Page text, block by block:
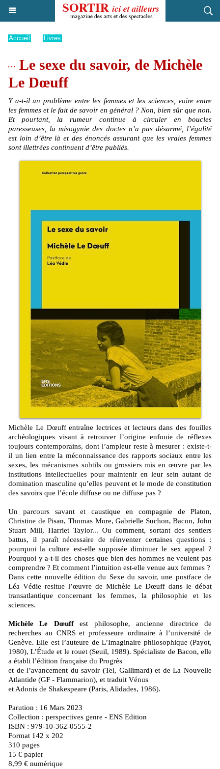
Accueil Livres
Le sexe du savoir, de Michèle
Le Dœuff
Y a-t-il un problème entre les femmes et les sciences, voire entre
les femmes et le fait de savoir en général ? Non, bien sûr que non.
Et pourtant, la rumeur continue à circuler en boucles
paresseuses, la misogynie des doctes n’a pas désarmé, l’égalité
est loin d’être là et des énoncés assurant que les vraies femmes
sont illettrées continuent d’être publiés.
Michèle Le Dœuff entraîne lectrices et lecteurs dans des fouilles
archéologiques visant à retrouver l’origine enfouie de réflexes
toujours contemporains, dont l’ampleur reste à mesurer : existe-t-
il un lien entre la méconnaissance des rapports sociaux entre les
sexes, les mécanismes subtils ou grossiers mis en œuvre par les
institutions intellectuelles pour maintenir en leur sein autant de
domination masculine qu’elles peuvent et le mode de constitution
des savoirs que l’école diffuse ou ne diffuse pas ?
Un parcours savant et caustique en compagnie de Platon,
Christine de Pisan, Thomas More, Gabrielle Suchon, Bacon, John
Stuart Mill, Harriet Taylor... Ou comment, sortant des sentiers
battus, il paraît nécessaire de réinventer certaines questions :
pourquoi la culture est-elle supposée diminuer le sex appeal ?
Pourquoi y a-t-il des choses que bien des hommes ne veulent pas
comprendre ? Et comment l’intuition est-elle venue aux femmes ?
Dans cette nouvelle édition du Sexe du savoir, une postface de
Léa Védie resitue l’œuvre de Michèle Le Dœuff dans le débat
transatlantique concernant les femmes, la philosophie et les
sciences.
Michèle Le Dœuffest philosophe, ancienne directrice de
recherches au CNRS et professeure ordinaire à l’université de
Genève. Elle est l’auteure de L’Imaginaire philosophique (Payot,
1980), L’Étude et le rouet (Seuil, 1989). Spécialiste de Bacon, elle
a établi l’édition française du Progrès
et de l’avancement du savoir (Tel, Gallimard) et de La Nouvelle
Atlantide (GF - Flammarion), et traduit Vénus
et Adonis de Shakespeare (Paris, Alidades, 1986).
Parution : 16 Mars 2023
Collection : perspectives genre - ENS Edition
ISBN : 979-10-362-0555-2
Format 142 x 202
310 pages
15 € papier
8,99 € numérique